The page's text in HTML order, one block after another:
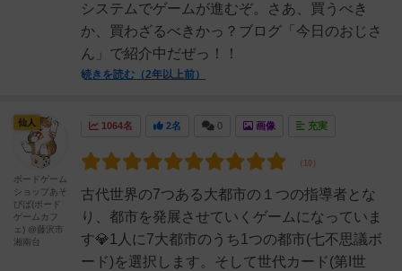
システムでゲームが進むぞ。さあ、買うべき
か、買わざるべきかっ？ブログ「今日のおじさ
ん」で紹介中だぜっ！！
続きを読む（2年以上前）
1064名 2名 0 画像 充実
古代世界の7つある大都市の１つの指導者とな
り、都市を発展させていくゲームになっていま
す💎1人に7大都市のうち1つの都市(七不思議ボ
ード)を選択します。そして世代カード(第I世
仙人
ボードゲーム
ショップあそ
びば(ボード
ゲームカフ
ェ) @藤沢市
湘南台